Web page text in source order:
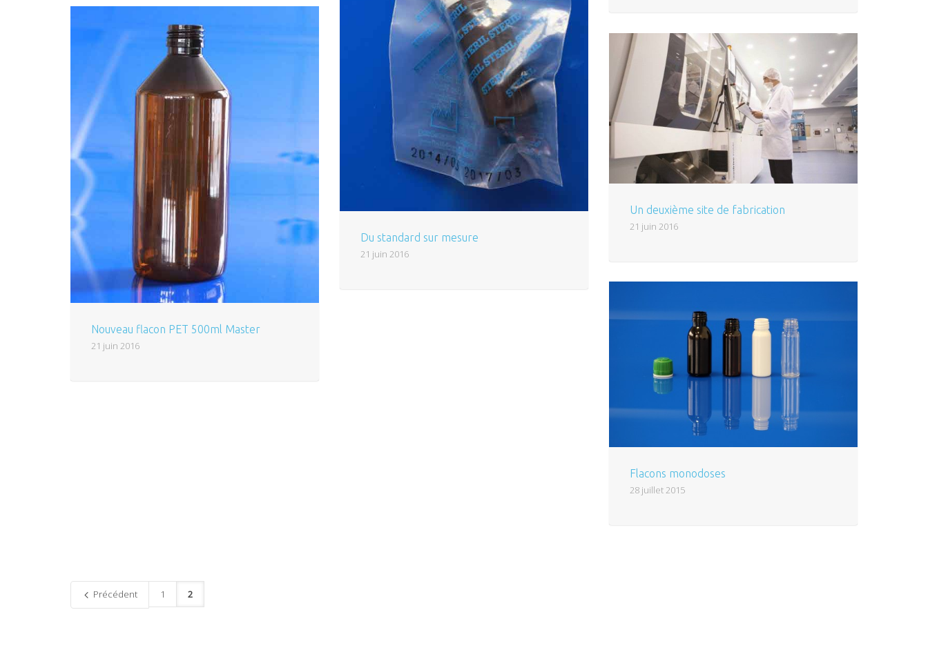
Du standard sur mesure
21 juin 2016
Nouveau flacon PET 500ml Master
21 juin 2016
Un deuxième site de fabrication
21 juin 2016
Flacons monodoses
28 juillet 2015
Précédent 1 2